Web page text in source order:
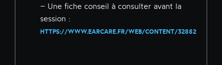
– Une fiche conseil à consulter avant la
session :
HTTPS://WWW.EARCARE.FR/WEB/CONTENT/32882